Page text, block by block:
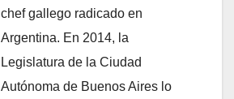
chef gallego radicado en
Argentina. En 2014, la
Legislatura de la Ciudad
Autónoma de Buenos Aires lo